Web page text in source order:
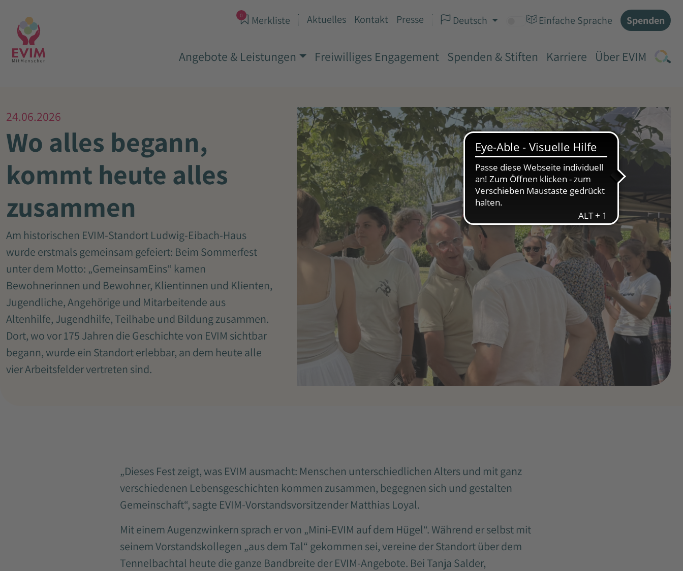
Angebote & Leistungen Freiwilliges Engagement Spenden & Stiften Karriere Über EVIM
0 Merkliste Aktuelles Kontakt Presse Deutsch Einfache Sprache Spenden
24.06.2026
Wo alles begann,
kommt heute alles
zusammen
Am historischen EVIM-Standort Ludwig-Eibach-Haus
wurde erstmals gemeinsam gefeiert: Beim Sommerfest
unter dem Motto: „GemeinsamEins“ kamen
Bewohnerinnen und Bewohner, Klientinnen und Klienten,
Jugendliche, Angehörige und Mitarbeitende aus
Altenhilfe, Jugendhilfe, Teilhabe und Bildung zusammen.
Dort, wo vor 175 Jahren die Geschichte von EVIM sichtbar
begann, wurde ein Standort erlebbar, an dem heute alle
vier Arbeitsfelder vertreten sind.
„Dieses Fest zeigt, was EVIM ausmacht: Menschen unterschiedlichen Alters und mit ganz
verschiedenen Lebensgeschichten kommen zusammen, begegnen sich und gestalten
Gemeinschaft“, sagte EVIM-Vorstandsvorsitzender Matthias Loyal.
Mit einem Augenzwinkern sprach er von „Mini-EVIM auf dem Hügel“. Während er selbst mit
seinem Vorstandskollegen „aus dem Tal“ gekommen sei, vereine der Standort über dem
Tennelbachtal heute die ganze Bandbreite der EVIM-Angebote. Bei Tanja Salder,